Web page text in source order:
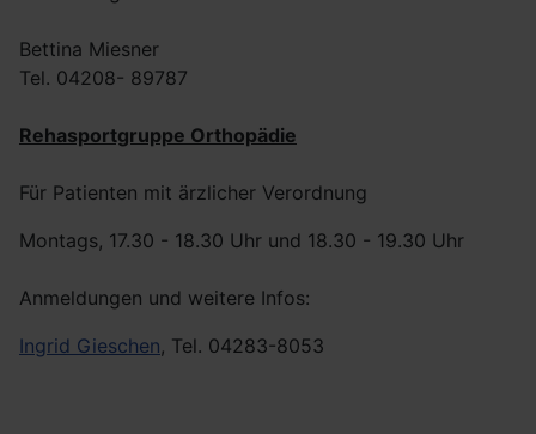
Bettina Miesner
Tel. 04208- 89787
Rehasportgruppe Orthopädie
Für Patienten mit ärzlicher Verordnung
Montags, 17.30 - 18.30 Uhr und 18.30 - 19.30 Uhr
Anmeldungen und weitere Infos:
Ingrid Gieschen, Tel. 04283-8053